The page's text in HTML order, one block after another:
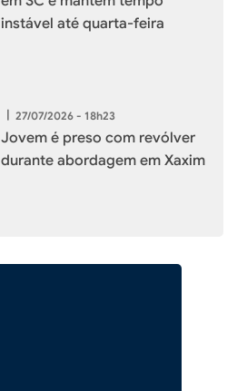
instável até quarta-feira
| 27/07/2026 - 18h23
Jovem é preso com revólver
durante abordagem em Xaxim